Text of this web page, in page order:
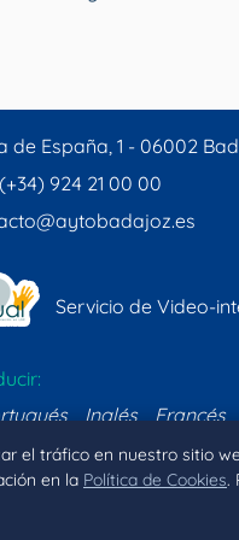
el tráfico en nuestro sitio
en la Política de Cookies.
de España, 1 - 06002
924 21 00 00
Servicio de Video-
Inglés Francés